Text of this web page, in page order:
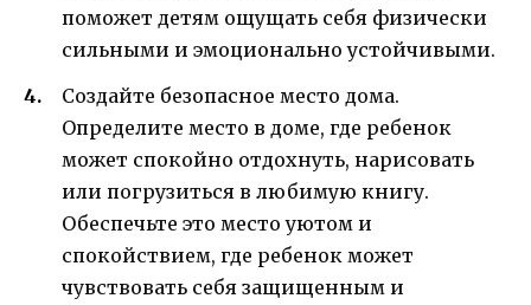
поможет детям ощущать себя физически
сильными и эмоционально устойчивыми.
Создайте безопасное место дома.
Определите место в доме, где ребенок
может спокойно отдохнуть, нарисовать
или погрузиться в любимую книгу.
Обеспечьте это место уютом и
спокойствием, где ребенок может
чувствовать себя защищенным и